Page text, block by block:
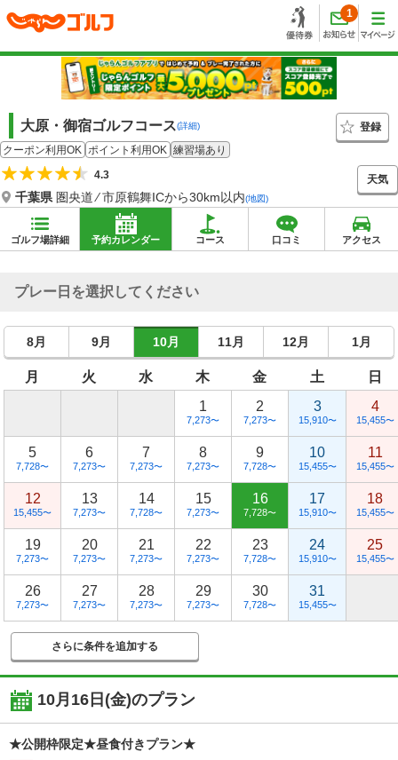
1
大原・御宿ゴルフコース(詳細)
登録
クーポン利用OK ポイント利用OK 練習場あり
4.3
千葉県 圏央道 ⁄ 市原鶴舞ICから30km以内(地図)
天気
ゴルフ場詳細 予約カレンダー コース 口コミ アクセス
プレー日を選択してください
8月 9月 10月 11月 12月 1月
月 火 水 木 金 土
日
1
7,273〜
2
7,273〜
3
15,910〜
4
15,455〜
5
7,728〜
6
7,273〜
7
7,273〜
8
7,273〜
9
7,728〜
10
15,455〜
11
15,455〜
12
15,455〜
13
7,273〜
14
7,728〜
15
7,273〜
16
7,728〜
17
15,910〜
18
15,455〜
19
7,273〜
20
7,273〜
21
7,273〜
22
7,273〜
23
7,728〜
24
15,910〜
25
15,455〜
26
7,273〜
27
7,273〜
28
7,273〜
29
7,273〜
30
7,728〜
31
15,455〜
さらに条件を追加する
10月16日(金)のプラン
★公開枠限定★昼食付きプラン★